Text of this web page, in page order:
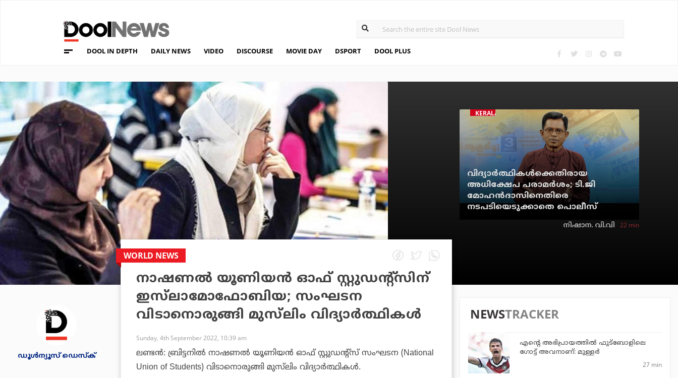
DOOL IN DEPTH DAILY NEWS VIDEO DISCOURSE MOVIE DAY DSPORT DOOL PLUS
KERALA
വിദ്യാര്‍ത്ഥികള്‍ക്കെതിരായ
അധിക്ഷേപ പരാമര്‍ശം; ടി.ജി
മോഹന്‍ദാസിനെതിരെ
നടപടിയെടുക്കാതെ പൊലീസ്
നിഷാന. വി.വി 22 min
ഡൂള്‍ന്യൂസ് ഡെസ്‌ക്
WORLD NEWS
നാഷണല്‍ യൂണിയന്‍ ഓഫ് സ്റ്റുഡന്റ്‌സിന്
ഇസ്‌ലാമോഫോബിയ; സംഘടന
വിടാനൊരുങ്ങി മുസ്‌ലിം വിദ്യാര്‍ത്ഥികള്‍
Sunday, 4th September 2022, 10:39 am
ലണ്ടന്‍: ബ്രിട്ടനില്‍ നാഷണല്‍ യൂണിയന്‍ ഓഫ് സ്റ്റുഡന്റ്‌സ് സംഘടന (National
Union of Students) വിടാനൊരുങ്ങി മുസ്‌ലിം വിദ്യാര്‍ത്ഥികള്‍.
NEWSTRACKER
എന്റെ അഭിപ്രായത്തില്‍ ഫുട്‌ബോളിലെ
ഗോട്ട് അവനാണ്: മുള്ളര്‍
27 min